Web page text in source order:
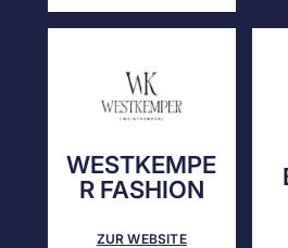
WESTKEMPE
R FASHION
ZUR WEBSITE